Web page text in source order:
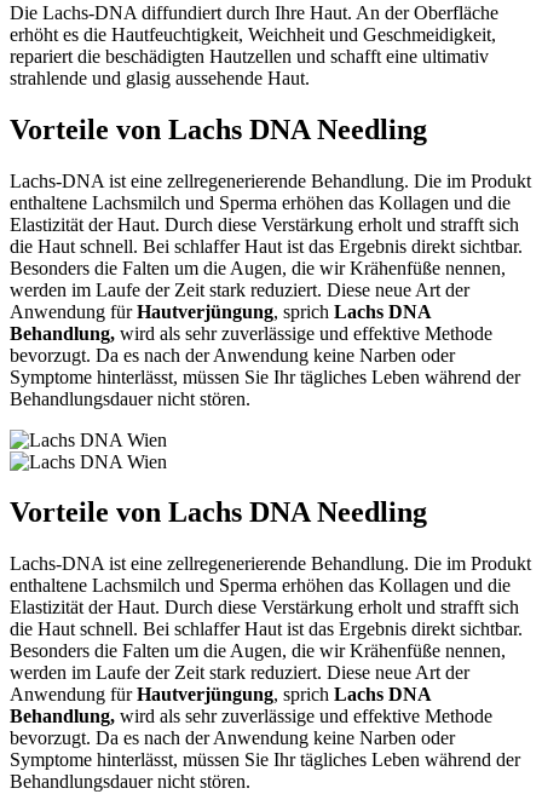
Die Lachs-DNA diffundiert durch Ihre Haut. An der Oberfläche
erhöht es die Hautfeuchtigkeit, Weichheit und Geschmeidigkeit,
repariert die beschädigten Hautzellen und schafft eine ultimativ
strahlende und glasig aussehende Haut.
Vorteile von Lachs DNA Needling
Lachs-DNA ist eine zellregenerierende Behandlung. Die im Produkt
enthaltene Lachsmilch und Sperma erhöhen das Kollagen und die
Elastizität der Haut. Durch diese Verstärkung erholt und strafft sich
die Haut schnell. Bei schlaffer Haut ist das Ergebnis direkt sichtbar.
Besonders die Falten um die Augen, die wir Krähenfüße nennen,
werden im Laufe der Zeit stark reduziert. Diese neue Art der
Anwendung fürHautverjüngung, sprich Lachs DNA
Behandlung, wird als sehr zuverlässige und effektive Methode
bevorzugt. Da es nach der Anwendung keine Narben oder
Symptome hinterlässt, müssen Sie Ihr tägliches Leben während der
Behandlungsdauer nicht stören.
Vorteile von Lachs DNA Needling
Lachs-DNA ist eine zellregenerierende Behandlung. Die im Produkt
enthaltene Lachsmilch und Sperma erhöhen das Kollagen und die
Elastizität der Haut. Durch diese Verstärkung erholt und strafft sich
die Haut schnell. Bei schlaffer Haut ist das Ergebnis direkt sichtbar.
Besonders die Falten um die Augen, die wir Krähenfüße nennen,
werden im Laufe der Zeit stark reduziert. Diese neue Art der
Anwendung fürHautverjüngung, sprich Lachs DNA
Behandlung, wird als sehr zuverlässige und effektive Methode
bevorzugt. Da es nach der Anwendung keine Narben oder
Symptome hinterlässt, müssen Sie Ihr tägliches Leben während der
Behandlungsdauer nicht stören.